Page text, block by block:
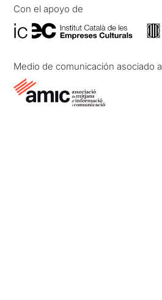
Con el apoyo de
Medio de comunicación asociado a